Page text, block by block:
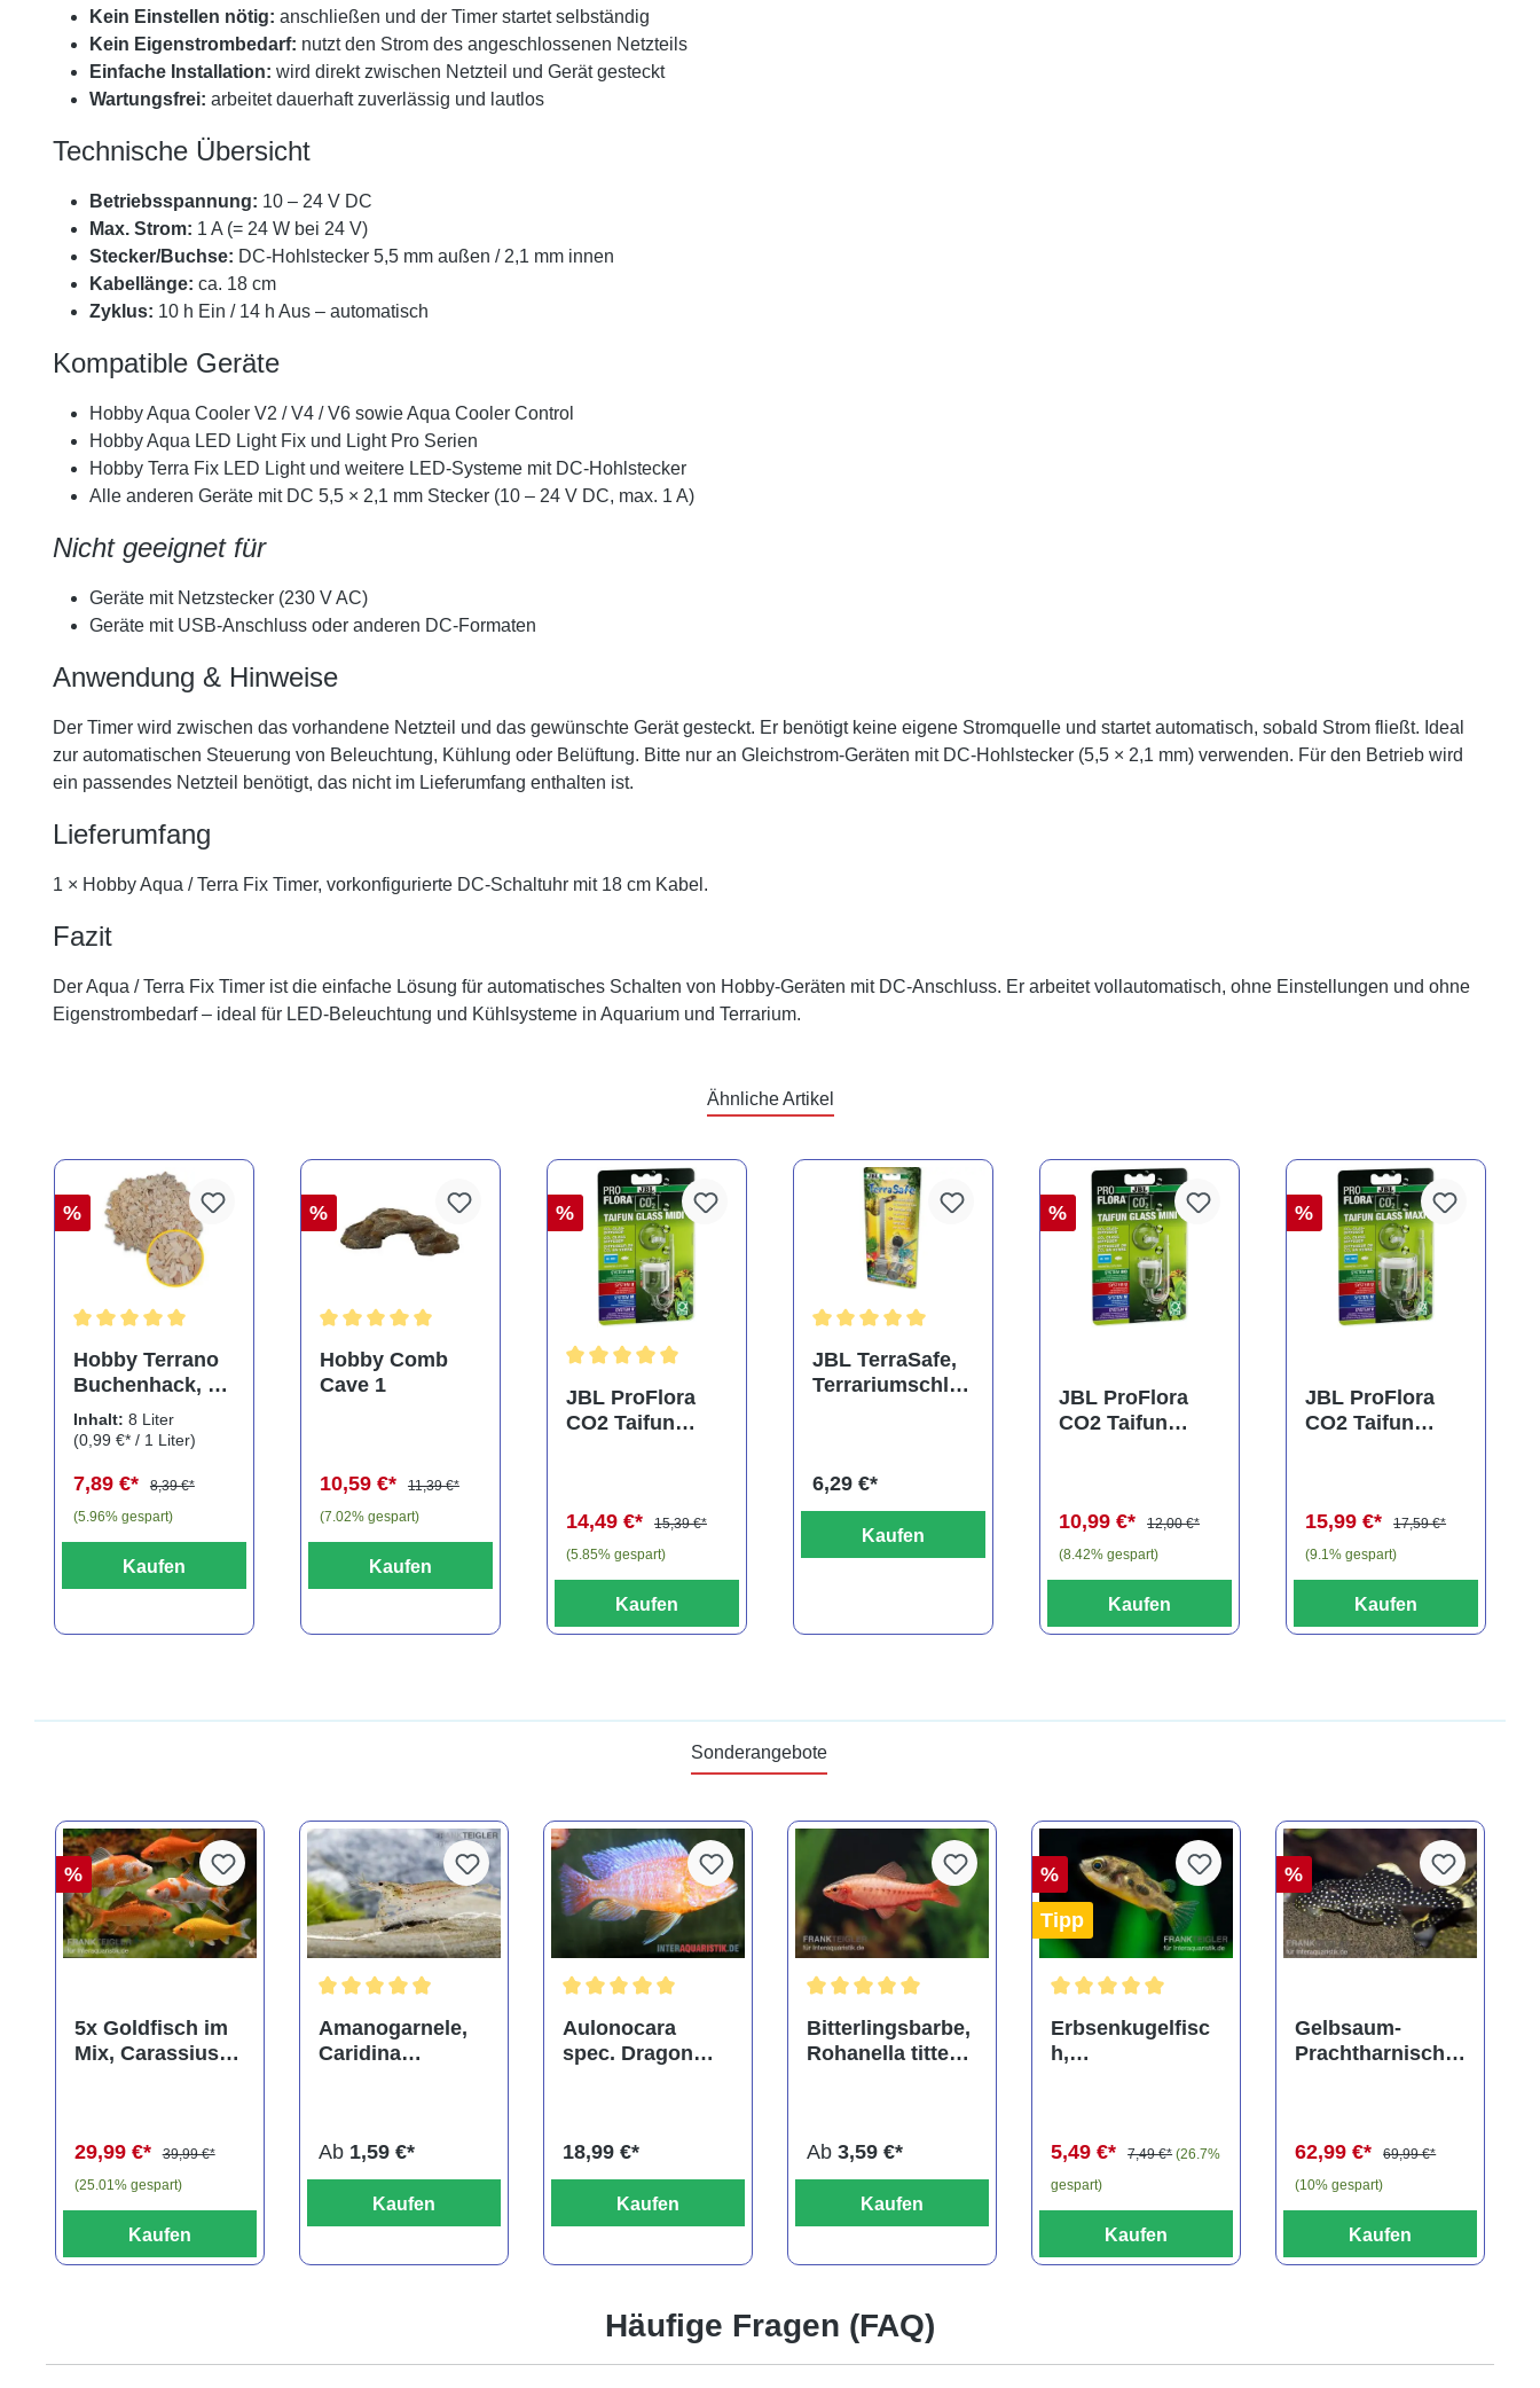
Kein Einstellen nötig: anschließen und der Timer startet selbständig
Kein Eigenstrombedarf: nutzt den Strom des angeschlossenen Netzteils
Einfache Installation: wird direkt zwischen Netzteil und Gerät gesteckt
Wartungsfrei: arbeitet dauerhaft zuverlässig und lautlos
Technische Übersicht
Betriebsspannung: 10 – 24 V DC
Max. Strom: 1 A (= 24 W bei 24 V)
Stecker/Buchse: DC-Hohlstecker 5,5 mm außen / 2,1 mm innen
Kabellänge: ca. 18 cm
Zyklus: 10 h Ein / 14 h Aus – automatisch
Kompatible Geräte
Hobby Aqua Cooler V2 / V4 / V6 sowie Aqua Cooler Control
Hobby Aqua LED Light Fix und Light Pro Serien
Hobby Terra Fix LED Light und weitere LED-Systeme mit DC-Hohlstecker
Alle anderen Geräte mit DC 5,5 × 2,1 mm Stecker (10 – 24 V DC, max. 1 A)
Nicht geeignet für
Geräte mit Netzstecker (230 V AC)
Geräte mit USB-Anschluss oder anderen DC-Formaten
Anwendung & Hinweise
Der Timer wird zwischen das vorhandene Netzteil und das gewünschte Gerät gesteckt. Er benötigt keine eigene Stromquelle und startet automatisch, sobald Strom fließt. Ideal
zur automatischen Steuerung von Beleuchtung, Kühlung oder Belüftung. Bitte nur an Gleichstrom-Geräten mit DC-Hohlstecker (5,5 × 2,1 mm) verwenden. Für den Betrieb wird
ein passendes Netzteil benötigt, das nicht im Lieferumfang enthalten ist.
Lieferumfang
1 × Hobby Aqua / Terra Fix Timer, vorkonfigurierte DC-Schaltuhr mit 18 cm Kabel.
Fazit
Der Aqua / Terra Fix Timer ist die einfache Lösung für automatisches Schalten von Hobby-Geräten mit DC-Anschluss. Er arbeitet vollautomatisch, ohne Einstellungen und ohne
Eigenstrombedarf – ideal für LED-Beleuchtung und Kühlsysteme in Aquarium und Terrarium.
Ähnliche Artikel
%
Hobby Terrano
Buchenhack, 8
Liter
Inhalt: 8 Liter
(0,99 €* / 1 Liter)
7,89 €*
8,39 €*
(5.96% gespart)
Kaufen
%
Durchschnittliche Bewertung von 5 von 5 Sternen
Hobby Comb
Cave 1
10,59 €*
11,39 €*
(7.02% gespart)
Kaufen
%
Durchschnittliche Bewertung von 5 von 5 Sternen
JBL ProFlora
CO2 Taifun
14,49 €*
15,39 €*
(5.85% gespart)
Kaufen
JBL TerraSafe,
Terrariumschlos
6,29 €*
Kaufen
%
JBL ProFlora
CO2 Taifun
10,99 €*
12,00 €*
(8.42% gespart)
Kaufen
%
JBL ProFlora
CO2 Taifun
15,99 €*
17,59 €*
(9.1% gespart)
Kaufen
Sonderangebote
%
5x Goldfisch im
Mix, Carassius
29,99 €*
39,99 €*
(25.01% gespart)
Kaufen
Amanogarnele,
Caridina
Ab 1,59 €*
Kaufen
Aulonocara
spec. Dragon
18,99 €*
Kaufen
Bitterlingsbarbe,
Rohanella titteya,
Ab 3,59 €*
Kaufen
%
Tipp
Erbsenkugelfisc
h,
5,49 €*
7,49 €* (26.7%
gespart)
Kaufen
%
Gelbsaum-
Prachtharnischw
62,99 €*
69,99 €*
(10% gespart)
Kaufen
Häufige Fragen (FAQ)